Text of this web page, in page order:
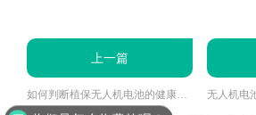
上一篇
如何判断植保无人机电池的健康度?